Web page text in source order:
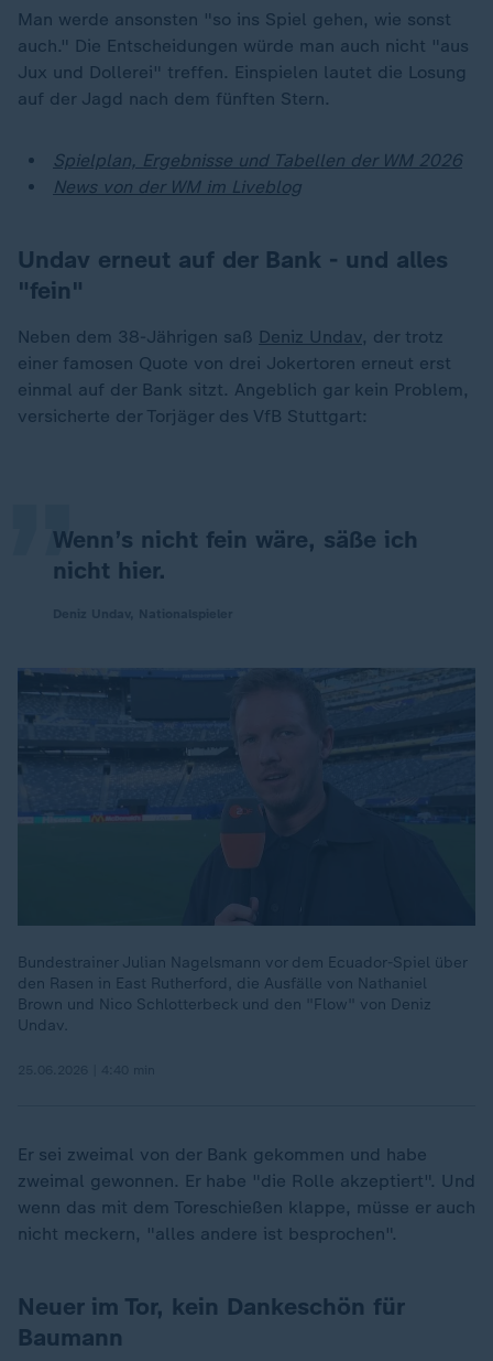
Man werde ansonsten "so ins Spiel gehen, wie sonst
auch." Die Entscheidungen würde man auch nicht "aus
Jux und Dollerei" treffen. Einspielen lautet die Losung
auf der Jagd nach dem fünften Stern.
Spielplan, Ergebnisse und Tabellen der WM 2026
News von der WM im Liveblog
Undav erneut auf der Bank - und alles
"fein"
Neben dem 38-Jährigen saß Deniz Undav, der trotz
einer famosen Quote von drei Jokertoren erneut erst
einmal auf der Bank sitzt. Angeblich gar kein Problem,
versicherte der Torjäger des VfB Stuttgart:
Wenn’s nicht fein wäre, säße ich
nicht hier.
„
Bundestrainer Julian Nagelsmann vor dem Ecuador-Spiel über
den Rasen in East Rutherford, die Ausfälle von Nathaniel
Brown und Nico Schlotterbeck und den "Flow" von Deniz
Undav.
Er sei zweimal von der Bank gekommen und habe
zweimal gewonnen. Er habe "die Rolle akzeptiert". Und
wenn das mit dem Toreschießen klappe, müsse er auch
nicht meckern, "alles andere ist besprochen".
Neuer im Tor, kein Dankeschön für
Baumann